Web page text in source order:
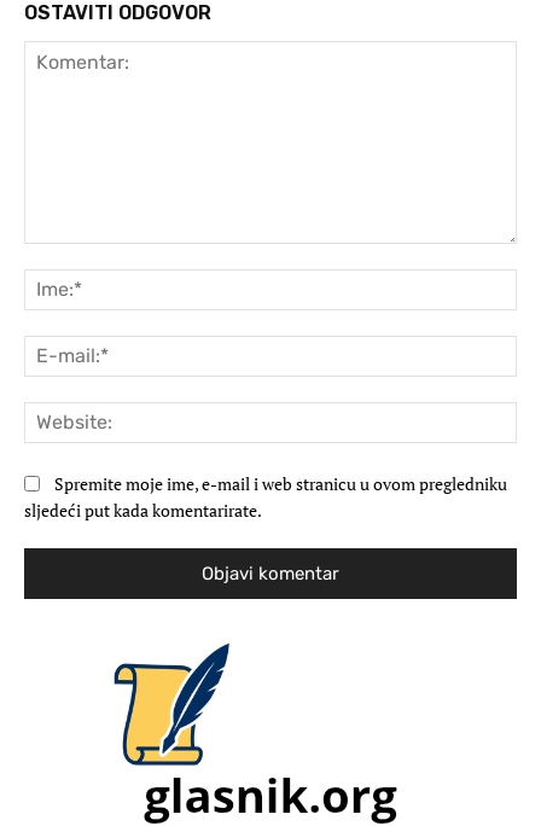
OSTAVITI ODGOVOR
Spremite moje ime, e-mail i web stranicu u ovom pregledniku
sljedeći put kada komentarirate.